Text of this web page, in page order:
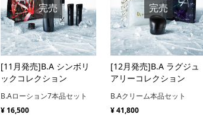
完売
[11月発売]B.A シンボリ
ックコレクション
B.Aローション7本品セット
¥ 16,500
完売
[12月発売]B.A ラグジュ
アリーコレクション
B.Aクリーム本品セット
¥ 41,800